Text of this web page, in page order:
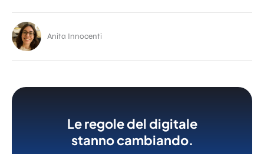
Anita Innocenti
Le regole del digitale
stanno cambiando.